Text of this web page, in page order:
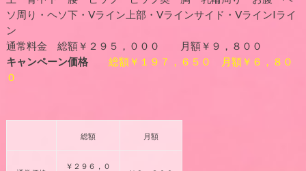
ソ周り・ヘソ下・Vライン上部・Vラインサイド・VラインIライ
ン
通常料金 総額￥２９５，０００ 月額￥９，８００
キャンペーン価格
総額￥１９７，６５０ 月額￥６，８０
０
総額 月額
￥２９６，０